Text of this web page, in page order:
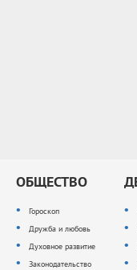
ОБЩЕСТВО
Гороскоп
Дружба и любовь
Духовное развитие
Законодательство